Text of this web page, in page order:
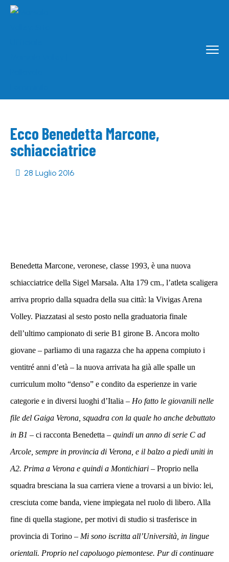
Ecco Benedetta Marcone,
schiacciatrice
28 Luglio 2016
Benedetta Marcone, veronese, classe 1993, è una nuova
schiacciatrice della Sigel Marsala. Alta 179 cm., l’atleta scaligera
arriva proprio dalla squadra della sua città: la Vivigas Arena
Volley. Piazzatasi al sesto posto nella graduatoria finale
dell’ultimo campionato di serie B1 girone B. Ancora molto
giovane – parliamo di una ragazza che ha appena compiuto i
ventitré anni d’età – la nuova arrivata ha già alle spalle un
curriculum molto “denso” e condito da esperienze in varie
categorie e in diversi luoghi d’Italia – Ho fatto le giovanili nelle
file del Gaiga Verona, squadra con la quale ho anche debuttato
in B1 – ci racconta Benedetta – quindi un anno di serie C ad
Arcole, sempre in provincia di Verona, e il balzo a piedi uniti in
A2. Prima a Verona e quindi a Montichiari – Proprio nella
squadra bresciana la sua carriera viene a trovarsi a un bivio: lei,
cresciuta come banda, viene impiegata nel ruolo di libero. Alla
fine di quella stagione, per motivi di studio si trasferisce in
provincia di Torino – Mi sono iscritta all’Università, in lingue
orientali. Proprio nel capoluogo piemontese. Pur di continuare